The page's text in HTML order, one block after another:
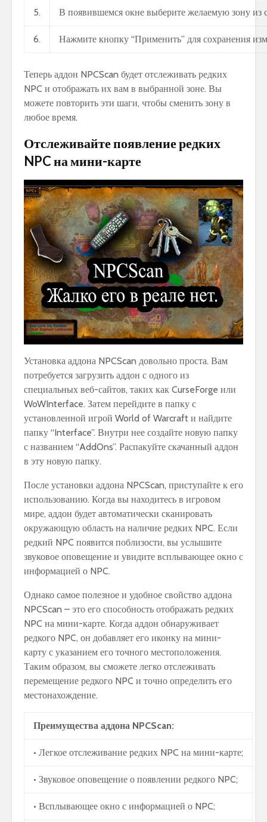
5. В появившемся окне выберите желаемую зону из
6. Нажмите кнопку “Применить” для сохранения
Теперь аддон NPCScan будет отслеживать редких
NPC и отображать их вам в выбранной зоне. Вы
можете повторить эти шаги, чтобы сменить зону в
любое время.
Отслеживайте появление редких
NPC на мини-карте
Установка аддона NPCScan довольно проста. Вам
потребуется загрузить аддон с одного из
специальных веб-сайтов, таких как CurseForge или
WoWInterface. Затем перейдите в папку с
установленной игрой World of Warcraft и найдите
папку “Interface”. Внутри нее создайте новую папку
с названием “AddOns”. Распакуйте скачанный аддон
в эту новую папку.
После установки аддона NPCScan, приступайте к его
использованию. Когда вы находитесь в игровом
мире, аддон будет автоматически сканировать
окружающую область на наличие редких NPC. Если
редкий NPC появится поблизости, вы услышите
звуковое оповещение и увидите всплывающее окно с
информацией о NPC.
Однако самое полезное и удобное свойство аддона
NPCScan – это его способность отображать редких
NPC на мини-карте. Когда аддон обнаруживает
редкого NPC, он добавляет его иконку на мини-
карту с указанием его точного местоположения.
Таким образом, вы сможете легко отслеживать
перемещение редкого NPC и точно определить его
местонахождение.
Преимущества аддона NPCScan:
• Легкое отслеживание редких NPC на мини-карте;
• Звуковое оповещение о появлении редкого NPC;
• Всплывающее окно с информацией о NPC;